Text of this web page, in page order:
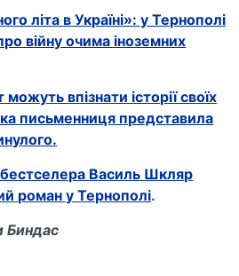
літа в Україні»: у Тернополі
війну очима іноземних
можуть впізнати історії своїх
письменниця представила
бестселера Василь Шкляр
роман у Тернополі.
Биндас